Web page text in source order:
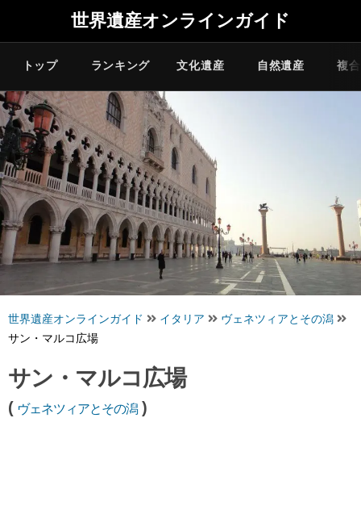
世界遺産オンラインガイド
トップ ランキング 文化遺産 自然遺産 複
世界遺産オンラインガイド イタリア
ヴェネツィアとその潟
サン・マルコ広場
サン・マルコ広場
( ヴェネツィアとその潟)